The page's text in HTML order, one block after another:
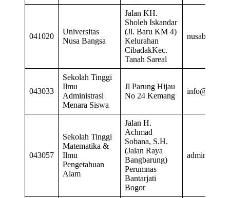
041020
Universitas
Nusa Bangsa
Jalan KH.
Sholeh Iskandar
(Jl. Baru KM 4)
Kelurahan
CibadakKec.
Tanah Sareal
043033
Sekolah Tinggi
Ilmu
Administrasi
Menara Siswa
Jl Parung Hijau
No 24 Kemang
043057
Sekolah Tinggi
Matematika &
Ilmu
Pengetahuan
Alam
Jalan H.
Achmad
Sobana, S.H.
(Jalan Raya
Bangbarung)
Perumnas
Bantarjati
Bogor